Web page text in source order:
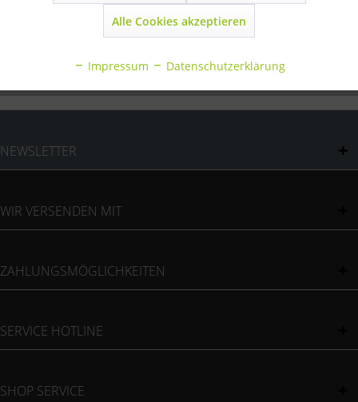
für ca. 500 lfm Litzendraht Haspel Ø 180 mm...mehr
Bewertungen lesen, schreiben und diskutieren...mehr
NEWSLETTER
WIR VERSENDEN MIT
ZAHLUNGSMÖGLICHKEITEN
SERVICE HOTLINE
SHOP SERVICE
Inaktiv
Sonstige
Alle Cookies akzeptieren
Impressum Datenschutzerklärung